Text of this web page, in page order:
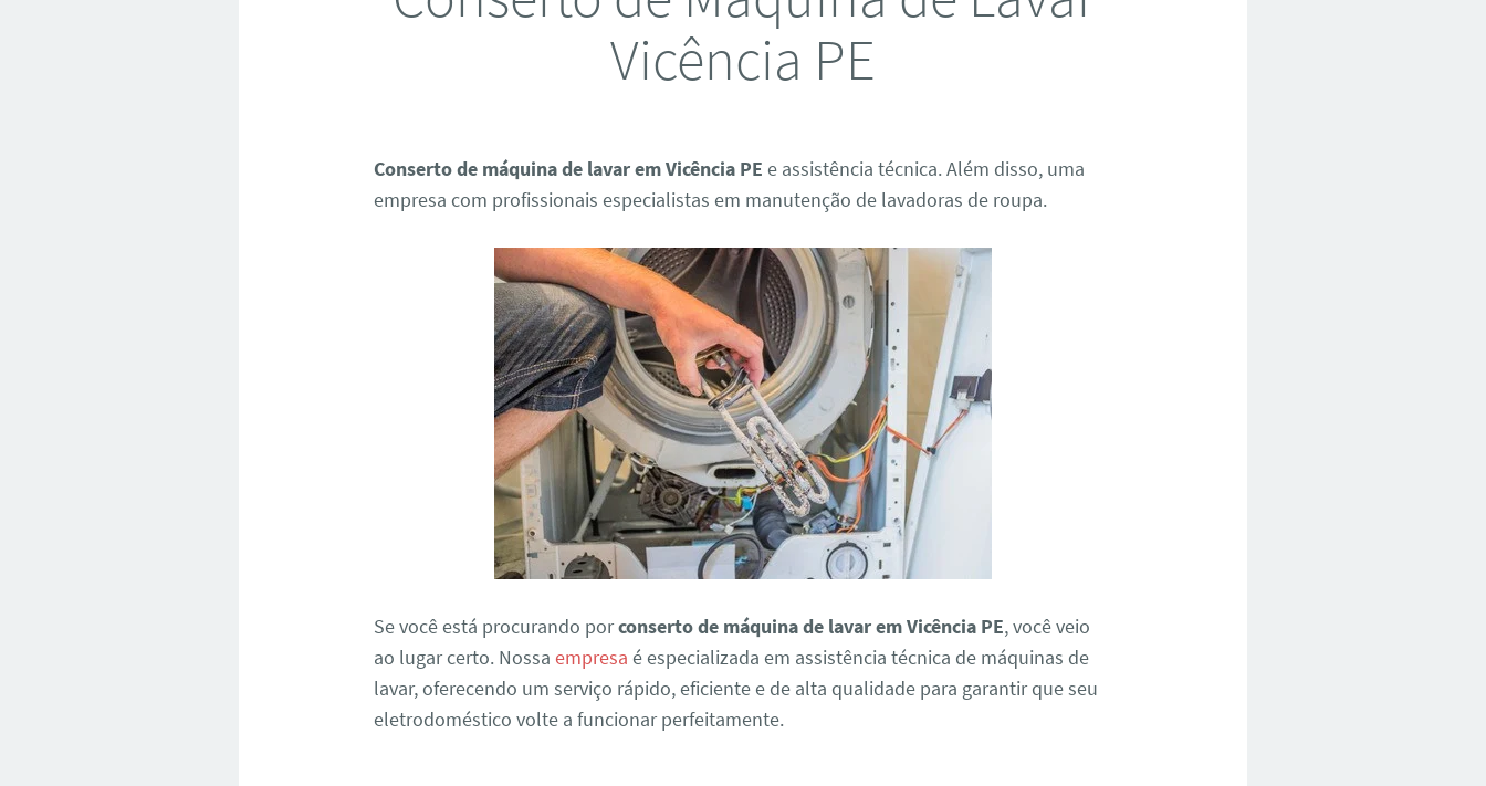
Vicência PE
Conserto de máquina de lavar em Vicência PE e assistência técnica. Além disso, uma
empresa com profissionais especialistas em manutenção de lavadoras de roupa.
Se você está procurando porconserto de máquina de lavar em Vicência PE, você veio
ao lugar certo. Nossaempresa é especializada em assistência técnica de máquinas de
lavar, oferecendo um serviço rápido, eficiente e de alta qualidade para garantir que seu
eletrodoméstico volte a funcionar perfeitamente.